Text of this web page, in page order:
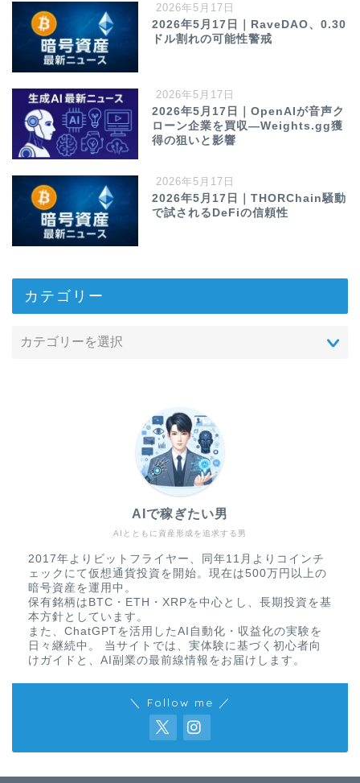
2026年5月17日
2026年5月17日｜RaveDAO、0.30
ドル割れの可能性警戒
2026年5月17日
2026年5月17日｜OpenAIが音声ク
ローン企業を買収—Weights.gg獲
得の狙いと影響
2026年5月17日
2026年5月17日｜THORChain騒動
で試されるDeFiの信頼性
カテゴリー
AIとともに資産形成を追求する男
AIで稼ぎたい男
2017年よりビットフライヤー、同年11月よりコインチ
ェックにて仮想通貨投資を開始。現在は500万円以上の
暗号資産を運用中。
保有銘柄はBTC・ETH・XRPを中心とし、長期投資を基
本方針としています。
また、ChatGPTを活用したAI自動化・収益化の実験を
日々継続中。 当サイトでは、実体験に基づく初心者向
けガイドと、AI副業の最前線情報をお届けします。
＼ Follow me ／